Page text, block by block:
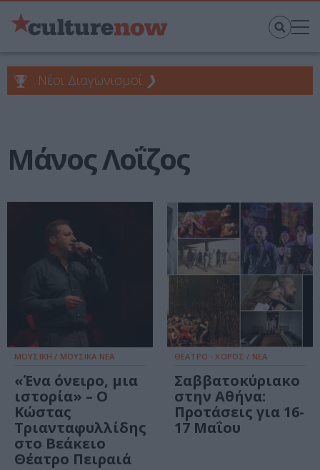
Νέοι Διαγωνισμοί ❯
Μάνος Λοΐζος
ΜΟΥΣΙΚΗ / ΜΟΥΣΙΚΑ ΝΕΑ
«Ένα όνειρο, μια
ιστορία» – Ο
Κώστας
Τριανταφυλλίδης
στο Βεάκειο
Θέατρο Πειραιά
ΘΕΑΤΡΟ - ΧΟΡΟΣ / ΝΕΑ
Σαββατοκύριακο
στην Αθήνα:
Προτάσεις για 16-
17 Μαΐου